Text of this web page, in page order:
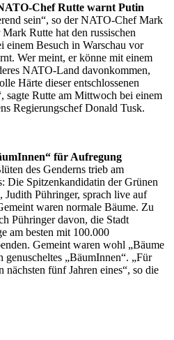
Chef Rutte warnt Putin
sein“, so der NATO-Chef Mark
Rutte hat den russischen
einem Besuch in Warschau vor
Wer meint, er könne mit einem
NATO-Land davonkommen,
Härte dieser entschlossenen
sagte Rutte am Mittwoch bei einem
Regierungschef Donald Tusk.
für Aufregung
des Genderns trieb am
Die Spitzenkandidatin der Grünen
Judith Pühringer, sprach live auf
waren normale Bäume. Zu
Pühringer davon, die Stadt
am besten mit 100.000
Gemeint waren wohl „Bäume
genuscheltes „BäumInnen“. „Für
nächsten fünf Jahren eines“, so die